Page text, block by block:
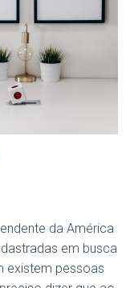
da América
em busca
existem pessoas